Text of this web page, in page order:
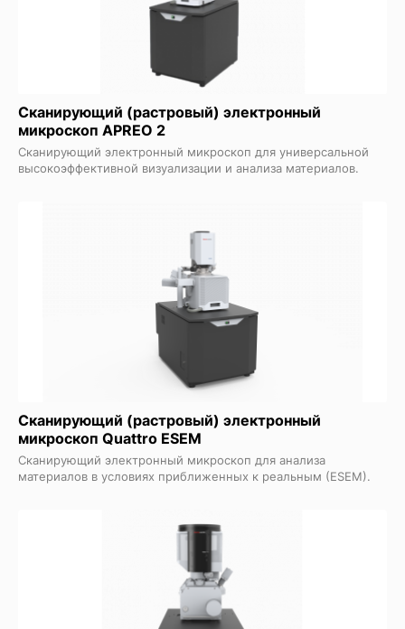
Сканирующий (растровый) электронный
микроскоп APREO 2
Сканирующий электронный микроскоп для универсальной
высокоэффективной визуализации и анализа материалов.
Сканирующий (растровый) электронный
микроскоп Quattro ESEM
Сканирующий электронный микроскоп для анализа
материалов в условиях приближенных к реальным (ESEM).